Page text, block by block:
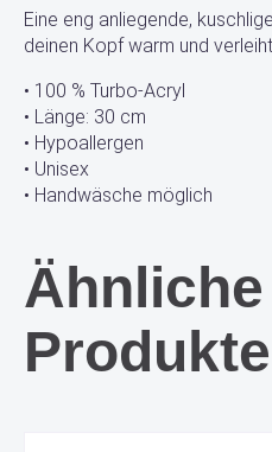
Eine eng anliegende,
deinen Kopf warm und
• 100 % Turbo-Acryl
• Länge: 30 cm
• Hypoallergen
• Unisex
• Handwäsche möglich
Ähnliche
Produkte